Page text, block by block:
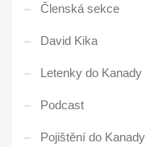
Členská sekce
David Kika
Letenky do Kanady
Podcast
Pojištění do Kanady